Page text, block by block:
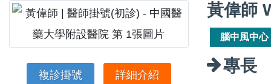
複診掛號 詳細介紹
黃偉師
腦中風中心
專長